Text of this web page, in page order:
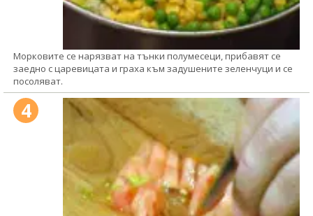
Морковите се нарязват на тънки полумесеци, прибавят се
заедно с царевицата и граха към задушените зеленчуци и се
посоляват.
4